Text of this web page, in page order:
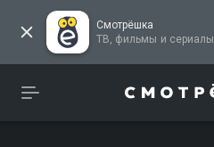
Смотрёшка
ТВ, фильмы и сериалы